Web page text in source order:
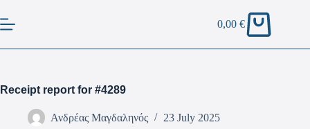
0,00€
Receipt report for #4289
Ανδρέας Μαγδαληνός 23 July 2025